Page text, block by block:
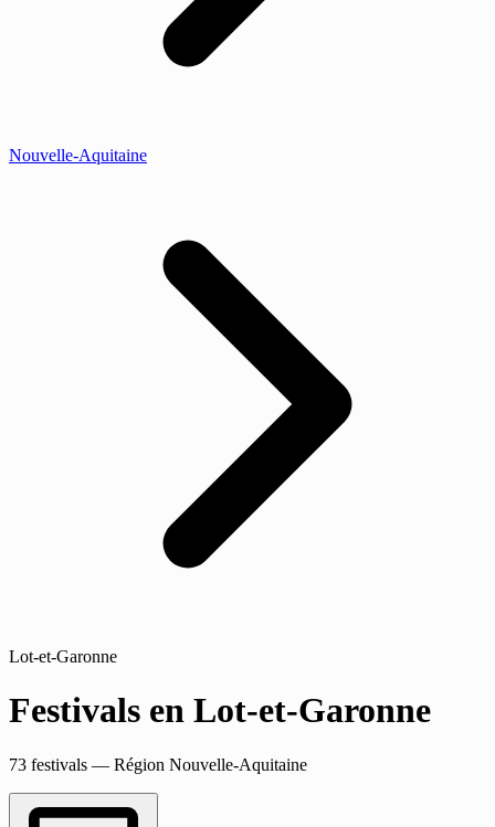
Nouvelle-Aquitaine
Lot-et-Garonne
Festivals en Lot-et-Garonne
73 festivals — Région Nouvelle-Aquitaine